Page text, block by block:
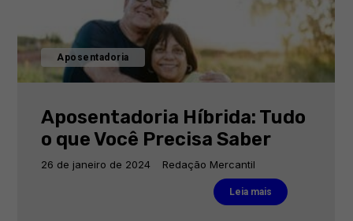
Aposentadoria
Aposentadoria Híbrida: Tudo
o que Você Precisa Saber
26 de janeiro de 2024 Redação Mercantil
Leia mais